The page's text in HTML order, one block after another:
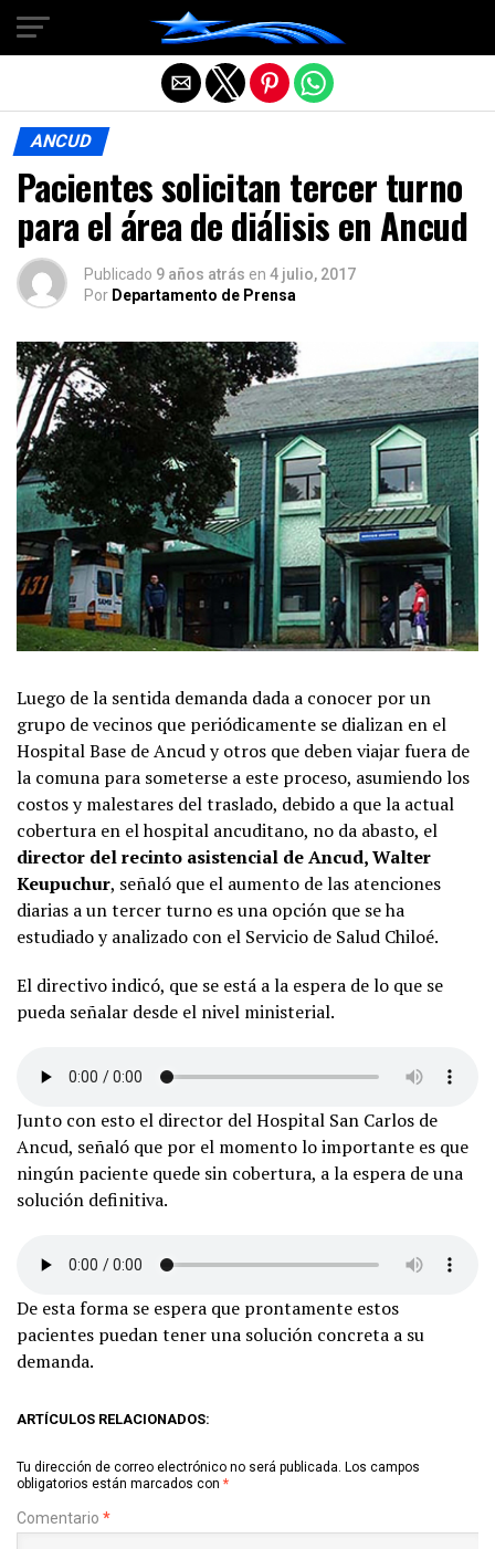
ANCUD
Pacientes solicitan tercer turno
para el área de diálisis en Ancud
Publicado 9 años atrás en 4 julio, 2017
Por Departamento de Prensa
Luego de la sentida demanda dada a conocer por un
grupo de vecinos que periódicamente se dializan en el
Hospital Base de Ancud y otros que deben viajar fuera de
la comuna para someterse a este proceso, asumiendo los
costos y malestares del traslado, debido a que la actual
cobertura en el hospital ancuditano, no da abasto, el
director del recinto asistencial de Ancud, Walter
Keupuchur, señaló que el aumento de las atenciones
diarias a un tercer turno es una opción que se ha
estudiado y analizado con el Servicio de Salud Chiloé.
El directivo indicó, que se está a la espera de lo que se
pueda señalar desde el nivel ministerial.
Junto con esto el director del Hospital San Carlos de
Ancud, señaló que por el momento lo importante es que
ningún paciente quede sin cobertura, a la espera de una
solución definitiva.
De esta forma se espera que prontamente estos
pacientes puedan tener una solución concreta a su
demanda.
ARTÍCULOS RELACIONADOS:
Tu dirección de correo electrónico no será publicada. Los campos
obligatorios están marcados con *
Comentario *
Salir de la versión móvil